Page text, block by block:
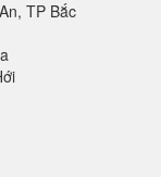
TP Bắc